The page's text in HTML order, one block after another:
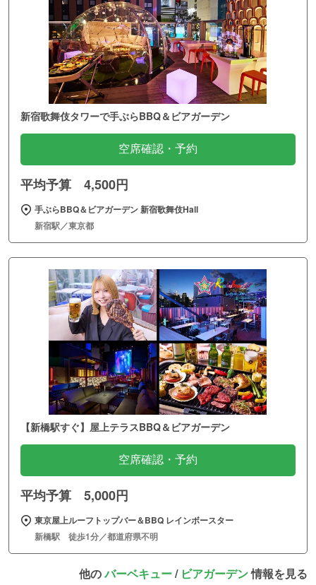
新宿歌舞伎タワーで手ぶらBBQ＆ビアガーデン
空席確認・予約
平均予算 4,500円
手ぶらBBQ＆ビアガーデン 新宿歌舞伎Hall
新宿駅／東京都
【新橋駅すぐ】屋上テラスBBQ＆ビアガーデン
空席確認・予約
平均予算 5,000円
東京屋上ルーフトップバー＆BBQ レインボースター
新橋駅 徒歩1分／都道府県不明
他のバーベキュー/ ビアガーデン情報を見る